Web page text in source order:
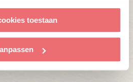
toestaan
een